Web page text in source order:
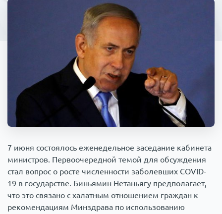
Общество
Армия
ЧП И КРИМИНАЛ
1000 мелочей
7 июня состоялось еженедельное заседание кабинета
министров. Первоочередной темой для обсуждения
стал вопрос о росте численности заболевших COVID-
19 в государстве. Биньямин Нетаньягу предполагает,
что это связано с халатным отношением граждан к
рекомендациям Минздрава по использованию